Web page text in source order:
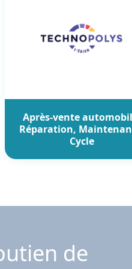
Après-vente
Réparation,
Cycle
de